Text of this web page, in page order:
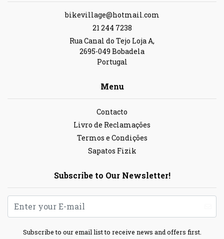
bikevillage@hotmail.com
21 244 7238
Rua Canal do Tejo Loja A,
2695-049 Bobadela
Portugal
Menu
Contacto
Livro de Reclamações
Termos e Condições
Sapatos Fizik
Subscribe to Our Newsletter!
Subscribe to our email list to receive news and offers first.